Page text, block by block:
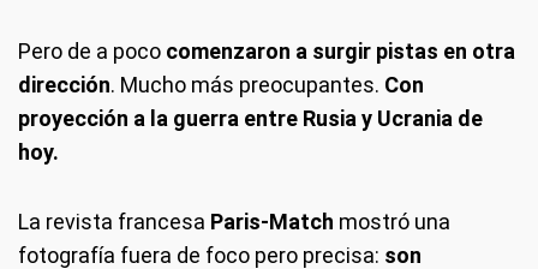
Pero de a poco comenzaron a surgir pistas en otra
dirección. Mucho más preocupantes. Con
proyección a la guerra entre Rusia y Ucrania de
hoy.
La revista francesa Paris-Match mostró una
fotografía fuera de foco pero precisa: son